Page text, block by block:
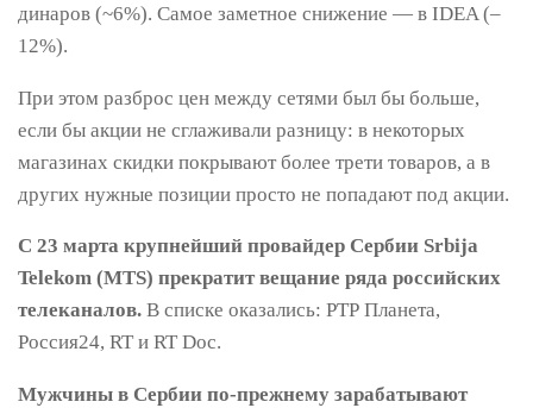
динаров (~6%). Самое заметное снижение — в IDEA (–
12%).
При этом разброс цен между сетями был бы больше,
если бы акции не сглаживали разницу: в некоторых
магазинах скидки покрывают более трети товаров, а в
других нужные позиции просто не попадают под акции.
С 23 марта крупнейший провайдер Сербии Srbija
Telekom (MTS) прекратит вещание ряда российских
телеканалов. В списке оказались: РТР Планета,
Россия24, RT и RT Doc.
Мужчины в Сербии по-прежнему зарабатывают